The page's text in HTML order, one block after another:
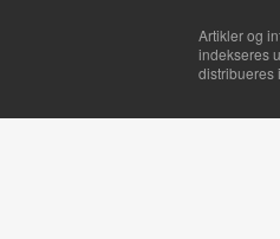
Artikler og
indekseres
distribueres